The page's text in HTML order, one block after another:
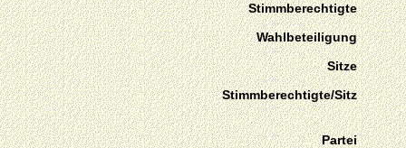
Stimmberechtigte
Wahlbeteiligung
Sitze
Stimmberechtigte/Sitz
Partei